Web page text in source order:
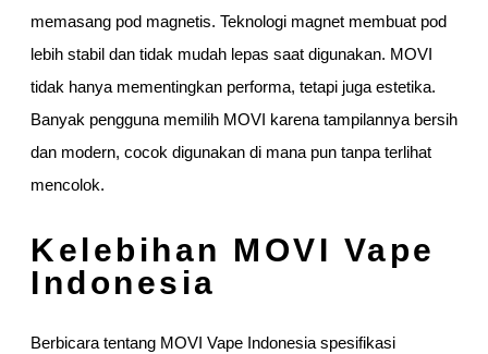
memasang pod magnetis. Teknologi magnet membuat pod
lebih stabil dan tidak mudah lepas saat digunakan. MOVI
tidak hanya mementingkan performa, tetapi juga estetika.
Banyak pengguna memilih MOVI karena tampilannya bersih
dan modern, cocok digunakan di mana pun tanpa terlihat
mencolok.
Kelebihan MOVI Vape
Indonesia
Berbicara tentang MOVI Vape Indonesia spesifikasi